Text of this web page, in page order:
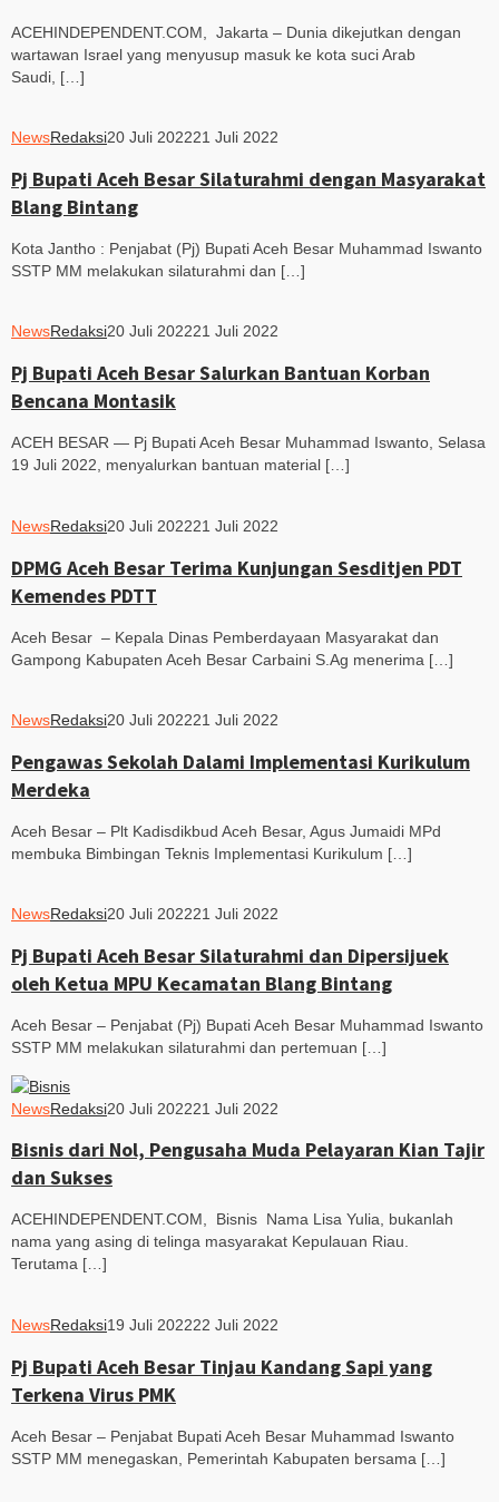
ACEHINDEPENDENT.COM, Jakarta – Dunia dikejutkan dengan
wartawan Israel yang menyusup masuk ke kota suci Arab
Saudi, […]
NewsRedaksi20 Juli 202221 Juli 2022
Pj Bupati Aceh Besar Silaturahmi dengan Masyarakat
Blang Bintang
Kota Jantho : Penjabat (Pj) Bupati Aceh Besar Muhammad Iswanto
SSTP MM melakukan silaturahmi dan […]
NewsRedaksi20 Juli 202221 Juli 2022
Pj Bupati Aceh Besar Salurkan Bantuan Korban
Bencana Montasik
ACEH BESAR — Pj Bupati Aceh Besar Muhammad Iswanto, Selasa
19 Juli 2022, menyalurkan bantuan material […]
NewsRedaksi20 Juli 202221 Juli 2022
DPMG Aceh Besar Terima Kunjungan Sesditjen PDT
Kemendes PDTT
Aceh Besar – Kepala Dinas Pemberdayaan Masyarakat dan
Gampong Kabupaten Aceh Besar Carbaini S.Ag menerima […]
NewsRedaksi20 Juli 202221 Juli 2022
Pengawas Sekolah Dalami Implementasi Kurikulum
Merdeka
Aceh Besar – Plt Kadisdikbud Aceh Besar, Agus Jumaidi MPd
membuka Bimbingan Teknis Implementasi Kurikulum […]
NewsRedaksi20 Juli 202221 Juli 2022
Pj Bupati Aceh Besar Silaturahmi dan Dipersijuek
oleh Ketua MPU Kecamatan Blang Bintang
Aceh Besar – Penjabat (Pj) Bupati Aceh Besar Muhammad Iswanto
SSTP MM melakukan silaturahmi dan pertemuan […]
NewsRedaksi20 Juli 202221 Juli 2022
Bisnis dari Nol, Pengusaha Muda Pelayaran Kian Tajir
dan Sukses
ACEHINDEPENDENT.COM, Bisnis Nama Lisa Yulia, bukanlah
nama yang asing di telinga masyarakat Kepulauan Riau.
Terutama […]
NewsRedaksi19 Juli 202222 Juli 2022
Pj Bupati Aceh Besar Tinjau Kandang Sapi yang
Terkena Virus PMK
Aceh Besar – Penjabat Bupati Aceh Besar Muhammad Iswanto
SSTP MM menegaskan, Pemerintah Kabupaten bersama […]